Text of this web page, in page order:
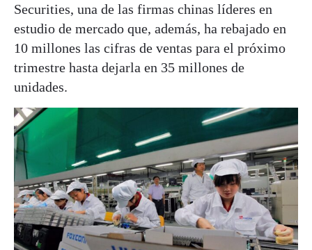
Securities, una de las firmas chinas líderes en
estudio de mercado que, además, ha rebajado en
10 millones las cifras de ventas para el próximo
trimestre hasta dejarla en 35 millones de
unidades.